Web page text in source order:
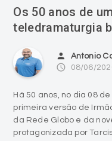
person Antonio
access_time 08/06/
Há 50 anos, no dia 08
primeira versão de
protagonizada por
Cavalcanti, que viviam
Irmãos Coragem era